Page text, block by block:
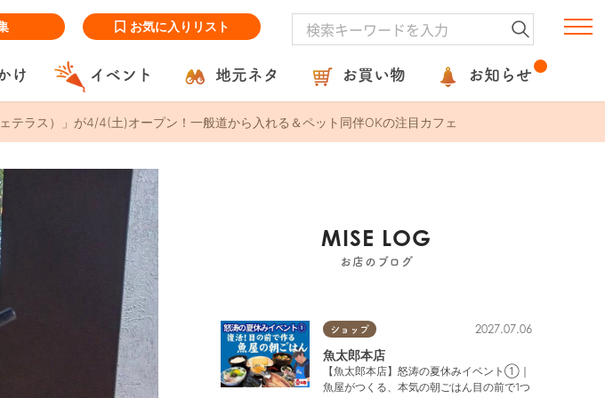
お気に入りリスト
け イベント 地元ネタ お買い物 お知らせ
テラス）」が4/4(土)オープン！一般道から入れる＆ペット同伴OKの注目カフェ
MISE LOG
お店のブログ
ショップ 2027.07.06
魚太郎本店
【魚太郎本店】怒涛の夏休みイベント①｜
魚屋がつくる、本気の朝ごはん目の前で1つ